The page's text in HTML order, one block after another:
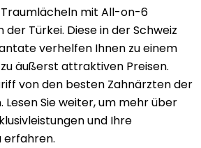
Traumlächeln mit All-on-6
Türkei. Diese in der Schweiz
verhelfen Ihnen zu einem
äußerst attraktiven Preisen.
von den besten Zahnärzten der
Lesen Sie weiter, um mehr über
und Ihre
erfahren.